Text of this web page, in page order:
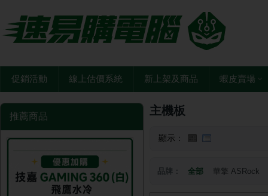
促銷活動 線上估價系統 新上架及商品 蝦皮賣場
推薦商品 主機板
顯示：
品牌： 全部 華擎 ASRock